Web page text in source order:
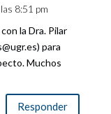
8:51 pm
la Dra. Pilar
para
Muchos
Responder